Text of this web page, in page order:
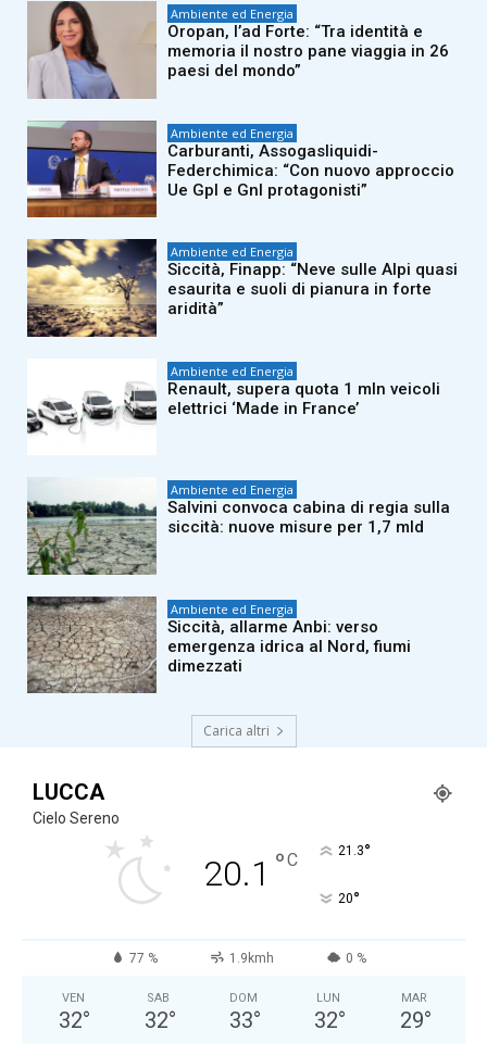
Ambiente ed Energia
Oropan, l’ad Forte: “Tra identità e
memoria il nostro pane viaggia in 26
paesi del mondo”
Ambiente ed Energia
Carburanti, Assogasliquidi-
Federchimica: “Con nuovo approccio
Ue Gpl e Gnl protagonisti”
Ambiente ed Energia
Siccità, Finapp: “Neve sulle Alpi quasi
esaurita e suoli di pianura in forte
aridità”
Ambiente ed Energia
Renault, supera quota 1 mln veicoli
elettrici ‘Made in France’
Ambiente ed Energia
Salvini convoca cabina di regia sulla
siccità: nuove misure per 1,7 mld
Ambiente ed Energia
Siccità, allarme Anbi: verso
emergenza idrica al Nord, fiumi
dimezzati
Carica altri
LUCCA
Cielo Sereno
20.1 °C 21.3°
20°
77 % 1.9kmh 0 %
VEN
32°
SAB
32°
DOM
33°
LUN
32°
MAR
29°